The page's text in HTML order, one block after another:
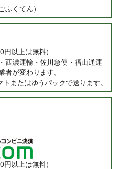
ふくてん）
円以上は無料）
西濃運輸・佐川急便・福山通運
者が変わります。
またはゆうパックで送ります。
円以上は無料）